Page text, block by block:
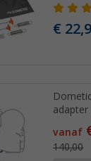
€
adapter
vanaf
140,00